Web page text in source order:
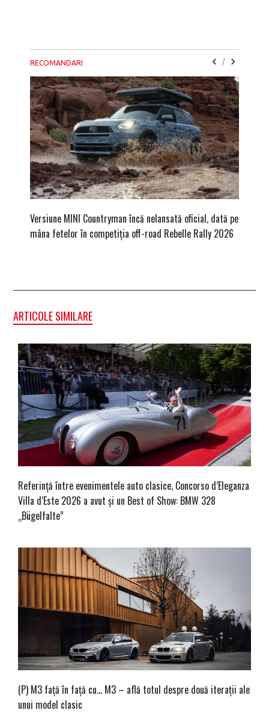
RECOMANDARI /
Versiune MINI Countryman încă nelansată oficial, dată pe
mâna fetelor în competiția off-road Rebelle Rally 2026
ARTICOLE SIMILARE
Referință între evenimentele auto clasice, Concorso d’Eleganza
Villa d‘Este 2026 a avut și un Best of Show: BMW 328
„Bügelfalte”
(P) M3 față în față cu… M3 – află totul despre două iterații ale
unui model clasic